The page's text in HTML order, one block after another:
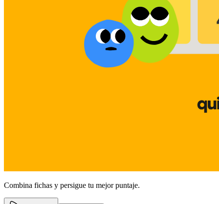
Combina fichas y persigue tu mejor puntaje.